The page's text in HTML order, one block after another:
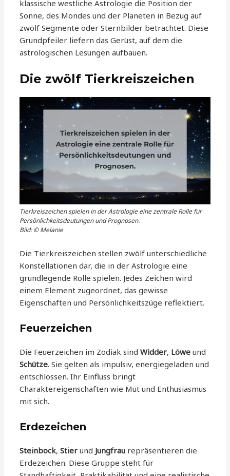
klassische westliche Astrologie die Position der
Sonne, des Mondes und der Planeten in Bezug auf
zwölf Segmente oder Sternbilder betrachtet. Diese
Grundpfeiler liefern das Gerüst, auf dem die
astrologischen Lesungen aufbauen.
Die zwölf Tierkreiszeichen
Tierkreiszeichen spielen in der Astrologie eine zentrale Rolle für
Persönlichkeitsdeutungen und Prognosen.
Bild: © Melanie
Die Tierkreiszeichen stellen zwölf unterschiedliche
Konstellationen dar, die in der Astrologie eine
grundlegende Rolle spielen. Jedes Zeichen wird
einem Element zugeordnet, das gewisse
Eigenschaften und Persönlichkeitszüge reflektiert.
Feuerzeichen
Die Feuerzeichen im Zodiak sindWidder, Löwe und
Schütze. Sie gelten als impulsiv, energiegeladen und
entschlossen. Ihr Einfluss bringt
Charaktereigenschaften wie Mut und Enthusiasmus
mit sich.
Erdezeichen
Steinbock,Stier und Jungfrau repräsentieren die
Erdezeichen. Diese Gruppe steht für